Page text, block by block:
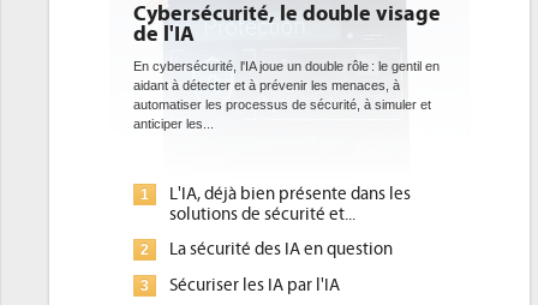
Cybersécurité, le double visage
de l'IA
En cybersécurité, l'IA joue un double rôle : le gentil en
aidant à détecter et à prévenir les menaces, à
automatiser les processus de sécurité, à simuler et
anticiper les...
1
L'IA, déjà bien présente dans les
solutions de sécurité et...
2 La sécurité des IA en question
3 Sécuriser les IA par l'IA